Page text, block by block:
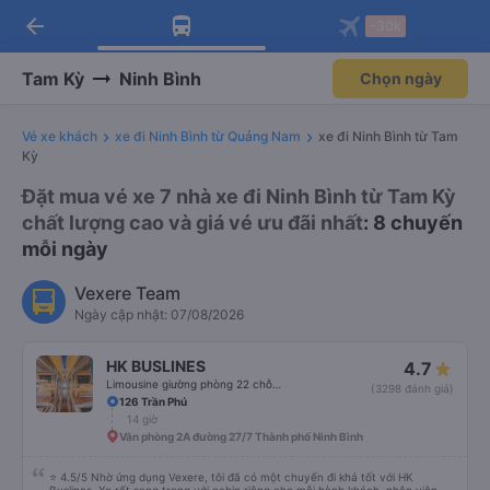
Tải app Vexere ngay!
Nhận ưu đãi thành viên độc
Mở app
Tải app Vexere
-30k/ghế khi đặt vé máy bay qua
Mở app
arrow_back
Tam Kỳ Ninh Bình Chọn ngày
Vé xe khách xe đi Ninh Bình từ Quảng Nam
xe đi Ninh Bình từ Tam
Kỳ
Đặt mua vé xe 7 nhà xe đi Ninh Bình từ Tam Kỳ
chất lượng cao và giá vé ưu đãi nhất: 8 chuyến
mỗi ngày
Vexere Team
Ngày cập nhật: 07/08/2026
HK BUSLINES 4.7
(3298 đánh giá)
126 Trần Phú
14 giờ
Văn phòng 2A đường 27/7 Thành phố Ninh Bình
⭐ 4.5/5 Nhờ ứng dụng Vexere, tôi đã có một chuyến đi khá tốt với HK